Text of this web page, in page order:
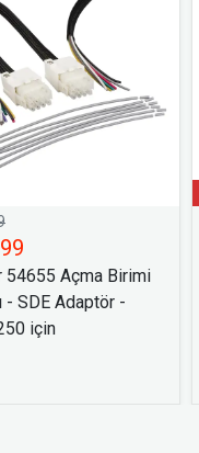
54655 Açma Birimi
- SDE Adaptör -
için